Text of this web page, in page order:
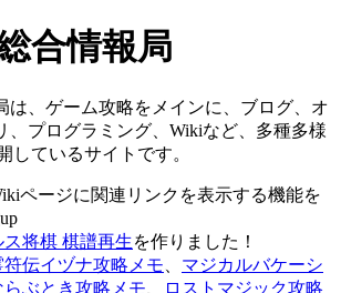
合情報局
は、ゲーム攻略をメインに、ブログ、オ
、プログラミング、Wikiなど、多種多様
しているサイトです。
ページに関連リンクを表示する機能を
ス将棋 棋譜再生を作りました！
符伝イヅナ攻略メモ
マジカルバケーシ
ぶとき攻略メモ
ロストマジック攻略